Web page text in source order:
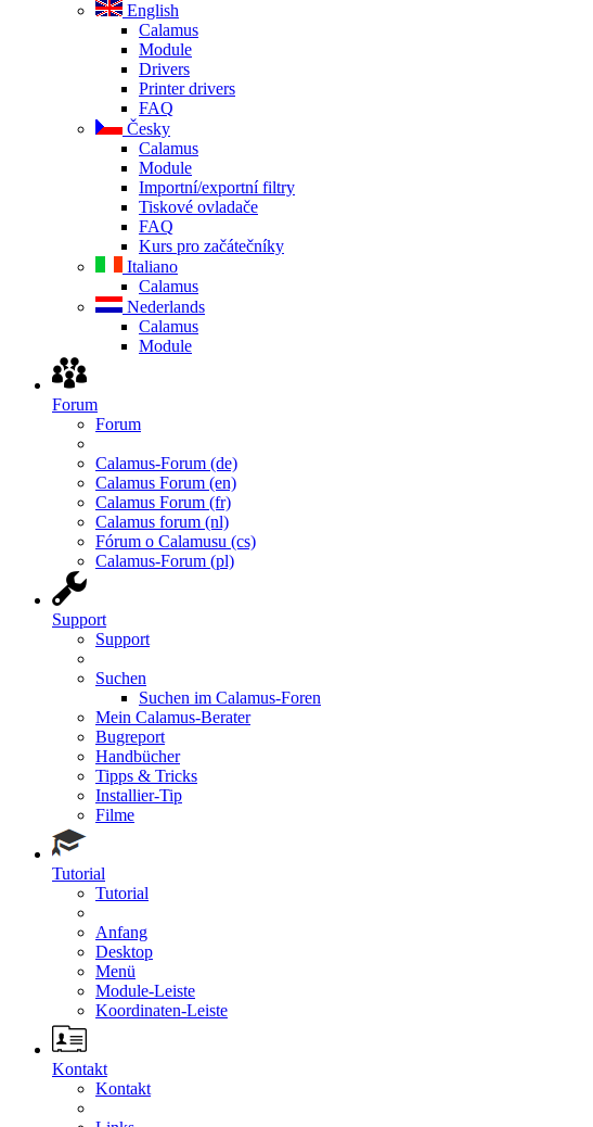
English
Calamus
Module
Drivers
Printer drivers
FAQ
Česky
Calamus
Module
Importní/exportní filtry
Tiskové ovladače
FAQ
Kurs pro začátečníky
Italiano
Calamus
Nederlands
Calamus
Module
Forum
Forum
Calamus-Forum (de)
Calamus Forum (en)
Calamus Forum (fr)
Calamus forum (nl)
Fórum o Calamusu (cs)
Calamus-Forum (pl)
Support
Support
Suchen
Suchen im Calamus-Foren
Mein Calamus-Berater
Bugreport
Handbücher
Tipps & Tricks
Installier-Tip
Filme
Tutorial
Tutorial
Anfang
Desktop
Menü
Module-Leiste
Koordinaten-Leiste
Kontakt
Kontakt